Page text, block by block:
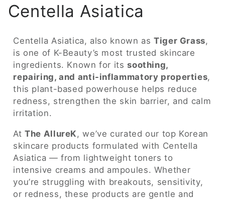
K
a
t
e
g
o
r
e
Centella Asiatica
Centella Asiatica, also known asTiger Grass,
is one of K-Beauty’s most trusted skincare
ingredients. Known for itssoothing,
repairing, and anti-inflammatory properties,
this plant-based powerhouse helps reduce
redness, strengthen the skin barrier, and calm
irritation.
AtThe AllureK, we’ve curated our top Korean
skincare products formulated with Centella
Asiatica — from lightweight toners to
intensive creams and ampoules. Whether
you’re struggling with breakouts, sensitivity,
or redness, these products are gentle and